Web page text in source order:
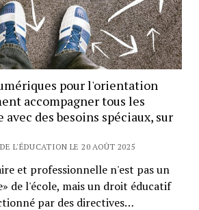
pour l'orientation
accompagner tous les
des besoins spéciaux, sur
L'ÉDUCATION LE 20 AOÛT 2025
et professionnelle n'est pas un
de l'école, mais un droit éducatif
par des directives…